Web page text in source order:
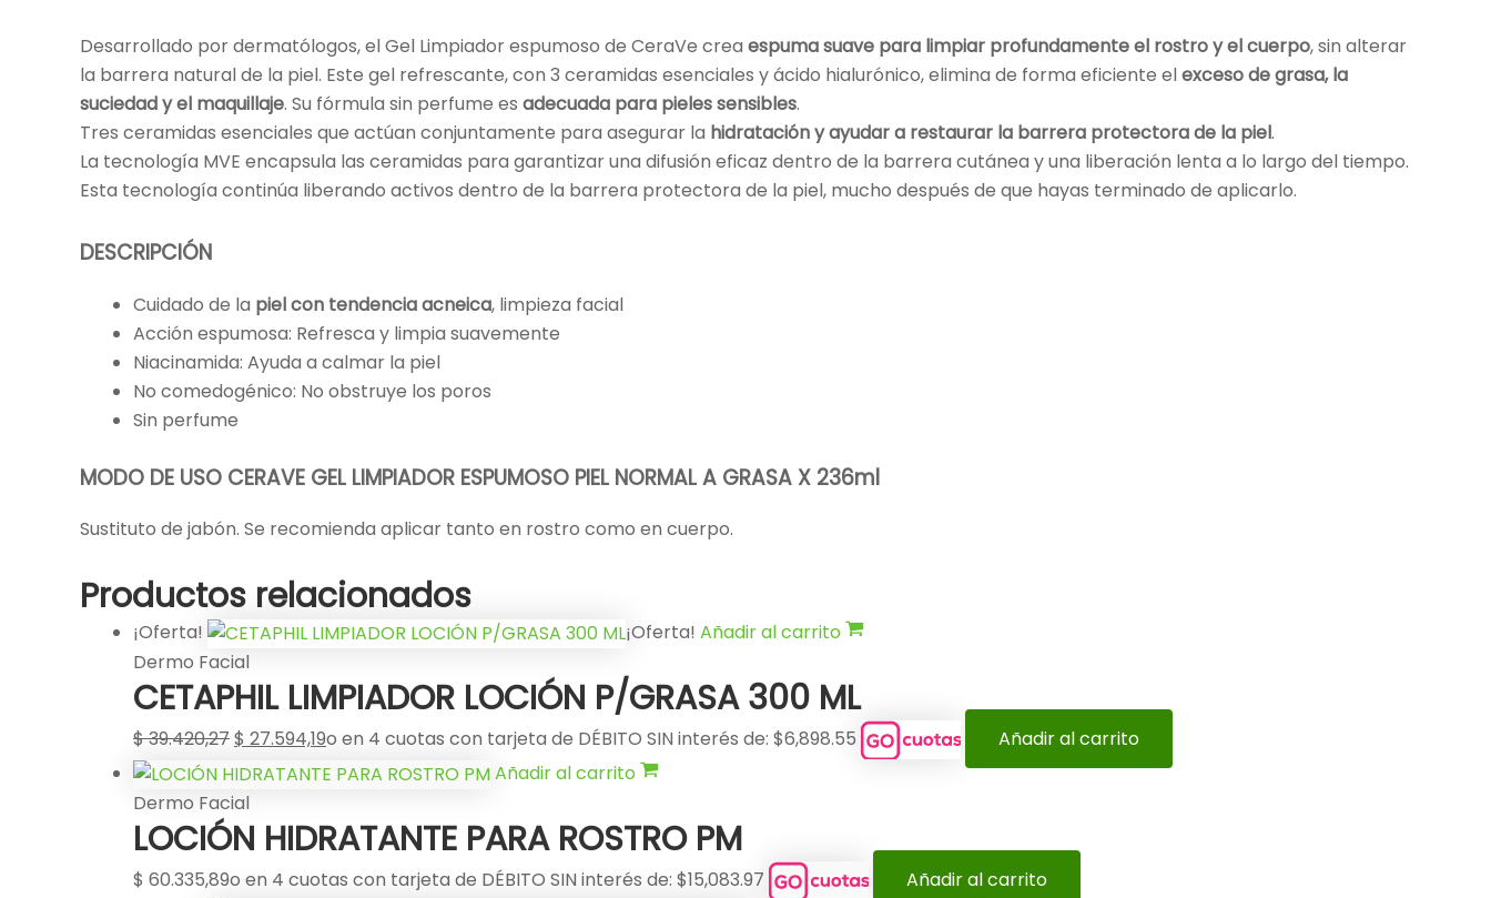
Desarrollado por dermatólogos, el Gel Limpiador espumoso de CeraVe crea espuma suave para limpiar profundamente el rostro y el cuerpo, sin alterar
la barrera natural de la piel. Este gel refrescante, con 3 ceramidas esenciales y ácido hialurónico, elimina de forma eficiente elexceso de grasa, la
suciedad y el maquillaje. Su fórmula sin perfume es adecuada para pieles sensibles.
Tres ceramidas esenciales que actúan conjuntamente para asegurar la hidratación y ayudar a restaurar la barrera protectora de la piel.
La tecnología MVE encapsula las ceramidas para garantizar una difusión eficaz dentro de la barrera cutánea y una liberación lenta a lo largo del tiempo.
Esta tecnología continúa liberando activos dentro de la barrera protectora de la piel, mucho después de que hayas terminado de aplicarlo.
DESCRIPCIÓN
Cuidado de la piel con tendencia acneica, limpieza facial
Acción espumosa: Refresca y limpia suavemente
Niacinamida: Ayuda a calmar la piel
No comedogénico: No obstruye los poros
Sin perfume
MODO DE USO CERAVE GEL LIMPIADOR ESPUMOSO PIEL NORMAL A GRASA X 236ml
Sustituto de jabón. Se recomienda aplicar tanto en rostro como en cuerpo.
Productos relacionados
¡Oferta! ¡Oferta! Añadir al carrito
Dermo Facial
CETAPHIL LIMPIADOR LOCIÓN P/GRASA 300 ML
$39.420,27$ 27.594,19o en 4 cuotas con tarjeta de DÉBITO SIN interés de: $6,898.55
Añadir al carrito
Añadir al carrito
Dermo Facial
LOCIÓN HIDRATANTE PARA ROSTRO PM
$ 60.335,89o en 4 cuotas con tarjeta de DÉBITO SIN interés de: $15,083.97
Añadir al carrito